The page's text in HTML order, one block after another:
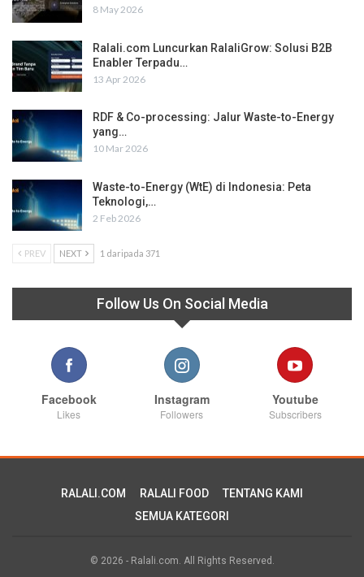
8 May 2026
Ralali.com Luncurkan RalaliGrow: Solusi B2B
Enabler Terpadu…
13 Apr 2026
RDF & Co-processing: Jalur Waste-to-Energy
yang…
10 Mar 2026
Waste-to-Energy (WtE) di Indonesia: Peta
Teknologi,…
2 Feb 2026
PREV NEXT 1 daripada 371
Follow Us On Social Media
Facebook
Likes
Instagram
Followers
Youtube
Subscribers
RALALI.COM RALALI FOOD
TENTANG KAMI
SEMUA KATEGORI
© 2026 - Ralali.com. All Rights Reserved.